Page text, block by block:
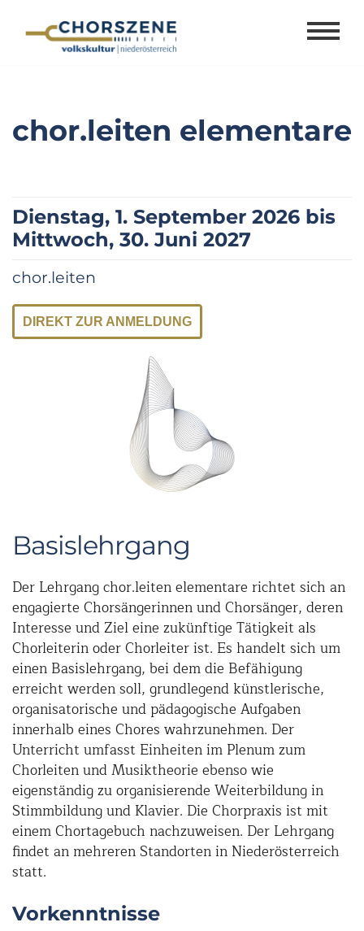
chor.leiten elementare
Dienstag, 1. September 2026 bis
Mittwoch, 30. Juni 2027
chor.leiten
DIREKT ZUR ANMELDUNG
Basislehrgang
Der Lehrgang chor.leiten elementare richtet sich an
engagierte Chorsängerinnen und Chorsänger, deren
Interesse und Ziel eine zukünftige Tätigkeit als
Chorleiterin oder Chorleiter ist. Es handelt sich um
einen Basislehrgang, bei dem die Befähigung
erreicht werden soll, grundlegend künstlerische,
organisatorische und pädagogische Aufgaben
innerhalb eines Chores wahrzunehmen. Der
Unterricht umfasst Einheiten im Plenum zum
Chorleiten und Musiktheorie ebenso wie
eigenständig zu organisierende Weiterbildung in
Stimmbildung und Klavier. Die Chorpraxis ist mit
einem Chortagebuch nachzuweisen. Der Lehrgang
findet an mehreren Standorten in Niederösterreich
statt.
Vorkenntnisse